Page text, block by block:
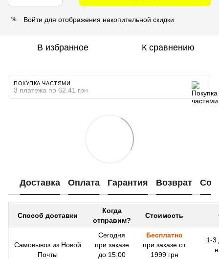
% Войти для отображения накопительной скидки
В избранное К сравнению
ПОКУПКА ЧАСТЯМИ
3 платежа по 62.41 грн
Доставка Оплата Гарантия Возврат
Способ доставки
Когда
отправим?
Стоимость
Самовывоз из Новой
Почты
Сегодня
при заказе
до 15:00
Бесплатно
при заказе от
1999 грн
1-3